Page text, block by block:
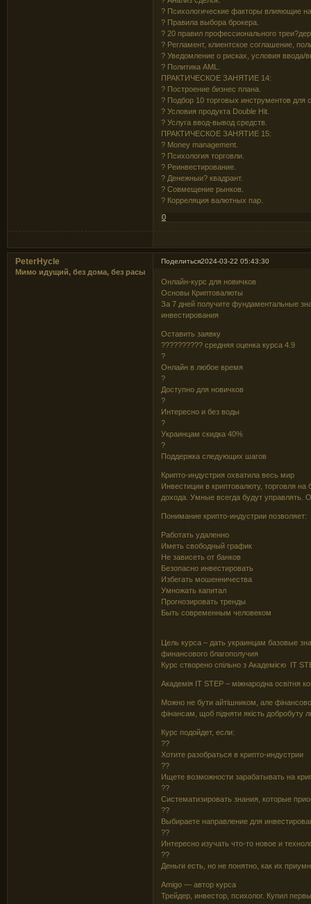
? Психологические факторы влияющие
? Правила выбора брокера.
? 20 правил профессионального
? Регламент, клиентское соглашение,
? Уведомление о рисках, условия ввода/
? Политика AML.
ПРАКТИЧЕСКОЕ ЗАНЯТИЕ 14:
? Построение бизнес плана.
? Подбор 10 торговых инструментов для
? Условия продукта Double Hit.
? Услуга ввод-вывод средств.
ПРАКТИЧЕСКОЕ ЗАНЯТИЕ 15:
? Money management.
? Психология торговли.
? Реинвестирование.
? Денежныи? квадрант.
? Совмещение рынков.
? Корреляция валютных пар.
0
Поделиться2024-03-22 05:43:30
PeterHycle
Мимо идущий, без дома, без расы
Онлайн-курс для новичков
Основы Криптовалюты
За 7 дней получите фундаментальные
инвестирования
Оставить заявку
?????????? средняя оценка курса 4.9
?
Онлайн в любое время
?
Доступно для новичков
?
Интересно и без воды
?
Украинцам скидка 40%
?
Поддержка следующих шагов
Крипто-индустрия охватила весь мир
Инвестиции в криптовалюту, торговля
дохода. Умные всегда будут управлять.
Понимание крипто-индустрии позволяет:
Работать удаленно
Иметь свободный график
Не зависеть от банков
Безопасно инвестировать
Избегать мошенничества
Умножать капитал
Прогнозировать тренды
Быть современным человеком
Цель курса – дать украинцам базовые
финансового благополучия
Курс створено спільно з Академією IT
Академія IT STEP – міжнародна освітня
Можно не бути айтiшником, але
фінансам, щоб підняти якість добробуту
Курс подойдет, если:
??
Хотите разобраться в крипто-индустрии
??
Ищете возможности зарабатывать на
??
Систематизировать знания, которые
??
Выбираете направление для
??
Интересно изучать что-то новое и
??
Деньги есть, но не понятно, как их
Amigo — автор курса
Трейдер, инвестор, психолог. Купил